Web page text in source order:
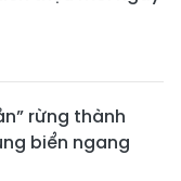
rừng thành
biển ngang